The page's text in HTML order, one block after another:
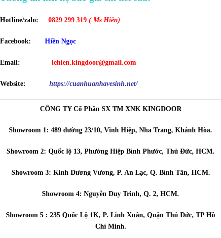
Hotline/zalo: 0829 299 319 ( Ms Hiền)
Facebook: Hiền Ngọc
Email: lehien.kingdoor@gmail.com
Website: https://cuanhuanhavesinh.net/
CÔNG TY Cổ Phần SX TM XNK KINGDOOR
Showroom 1: 489 đường 23/10, Vĩnh Hiệp, Nha Trang, Khánh Hòa.
Showroom 2: Quốc lộ 13, Phường Hiệp Bình Phước, Thủ Đức, HCM.
Showroom 3: Kinh Dương Vương, P. An Lạc, Q. Bình Tân, HCM.
Showroom 4: Nguyễn Duy Trinh, Q. 2, HCM.
Showroom 5 : 235 Quốc Lộ 1K, P. Linh Xuân, Quận Thủ Đức, TP Hồ
Chí Minh.